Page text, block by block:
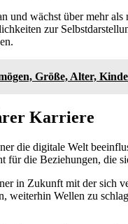
wächst über mehr
zur
Größe, Alter,
Karriere
die digitale Welt
die Beziehungen, die
in Zukunft mit der sich
weiterhin Wellen zu